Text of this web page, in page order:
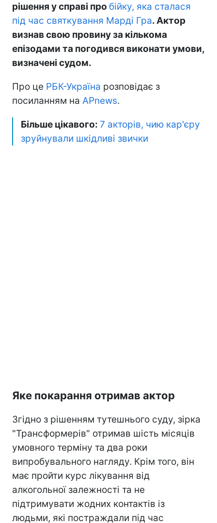
рішення у справі про бійку, яка сталася
під час святкування Марді Гра. Актор
визнав свою провину за кількома
епізодами та погодився виконати умови,
визначені судом.
Про це РБК-Україна розповідає з
посиланням на АPnews.
Більше цікавого: 7 акторів, чию кар'єру
зруйнували шкідливі звички
Яке покарання отримав актор
Згідно з рішенням тутешнього суду, зірка
"Трансформерів" отримав шість місяців
умовного терміну та два роки
випробувального нагляду. Крім того, він
має пройти курс лікування від
алкогольної залежності та не
підтримувати жодних контактів із
людьми, які постраждали під час